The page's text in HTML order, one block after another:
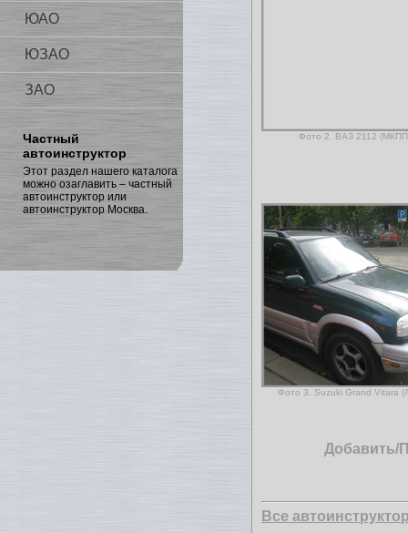
ЮАО
ЮЗАО
ЗАО
Частный
автоинструктор
Этот раздел нашего каталога
можно озаглавить – частный
автоинструктор или
автоинструктор Москва.
Фото 2. ВАЗ 2112
Фото 3. Suzuki Grand Vitara
Добавить/
Все